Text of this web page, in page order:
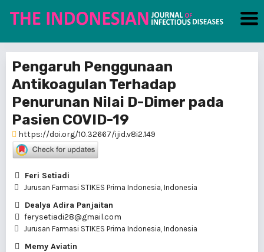
Pengaruh Penggunaan
Antikoagulan Terhadap
Penurunan Nilai D-Dimer pada
Pasien COVID-19
https://doi.org/10.32667/ijid.v8i2.149
Feri Setiadi
Jurusan Farmasi STIKES Prima Indonesia, Indonesia
Dealya Adira Panjaitan
ferysetiadi28@gmail.com
Jurusan Farmasi STIKES Prima Indonesia, Indonesia
Memy Aviatin